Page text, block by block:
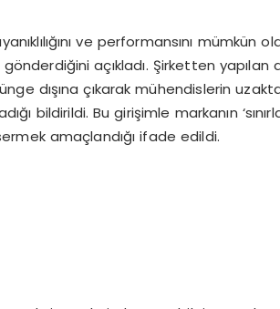
ve performansını mümkün
açıkladı. Şirketten yapılan
dışına çıkarak mühendislerin
bildirildi. Bu girişimle markanın
amaçlandığı ifade edildi.